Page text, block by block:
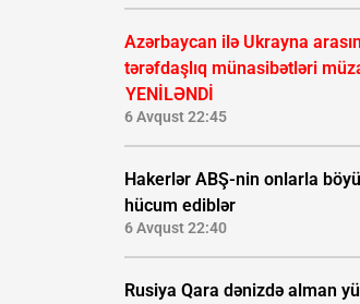
Azərbaycan ilə Ukrayna
tərəfdaşlıq münasibətləri
YENİLƏNDİ
6 Avqust 22:45
Hakerlər ABŞ-nin onlarla
hücum ediblər
6 Avqust 22:40
Rusiya Qara dənizdə alman